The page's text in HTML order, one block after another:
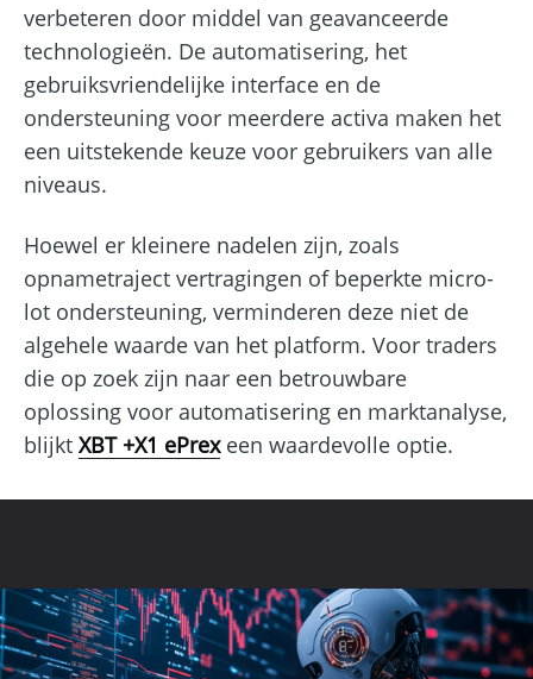
verbeteren door middel van geavanceerde
technologieën. De automatisering, het
gebruiksvriendelijke interface en de
ondersteuning voor meerdere activa maken het
een uitstekende keuze voor gebruikers van alle
niveaus.
Hoewel er kleinere nadelen zijn, zoals
opnametraject vertragingen of beperkte micro-
lot ondersteuning, verminderen deze niet de
algehele waarde van het platform. Voor traders
die op zoek zijn naar een betrouwbare
oplossing voor automatisering en marktanalyse,
blijkt XBT +X1 ePrexeen waardevolle optie.